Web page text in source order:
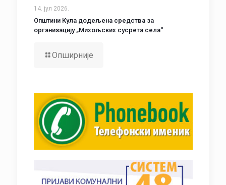
14. јул 2026.
Општини Кула додељена средства за
организацију „Михољских сусрета села“
Опширније